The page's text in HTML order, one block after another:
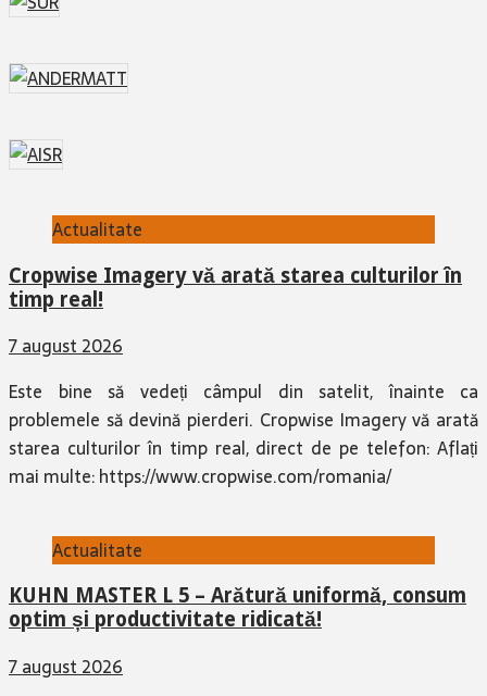
Actualitate
Cropwise Imagery vă arată starea culturilor în
timp real!
7 august 2026
Este bine să vedeți câmpul din satelit, înainte ca
problemele să devină pierderi. Cropwise Imagery vă arată
starea culturilor în timp real, direct de pe telefon: Aflați
mai multe: https://www.cropwise.com/romania/
Actualitate
KUHN MASTER L 5 – Arătură uniformă, consum
optim și productivitate ridicată!
7 august 2026